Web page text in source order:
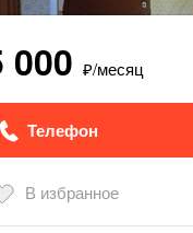
000 ₽/месяц
Телефон
В избранное